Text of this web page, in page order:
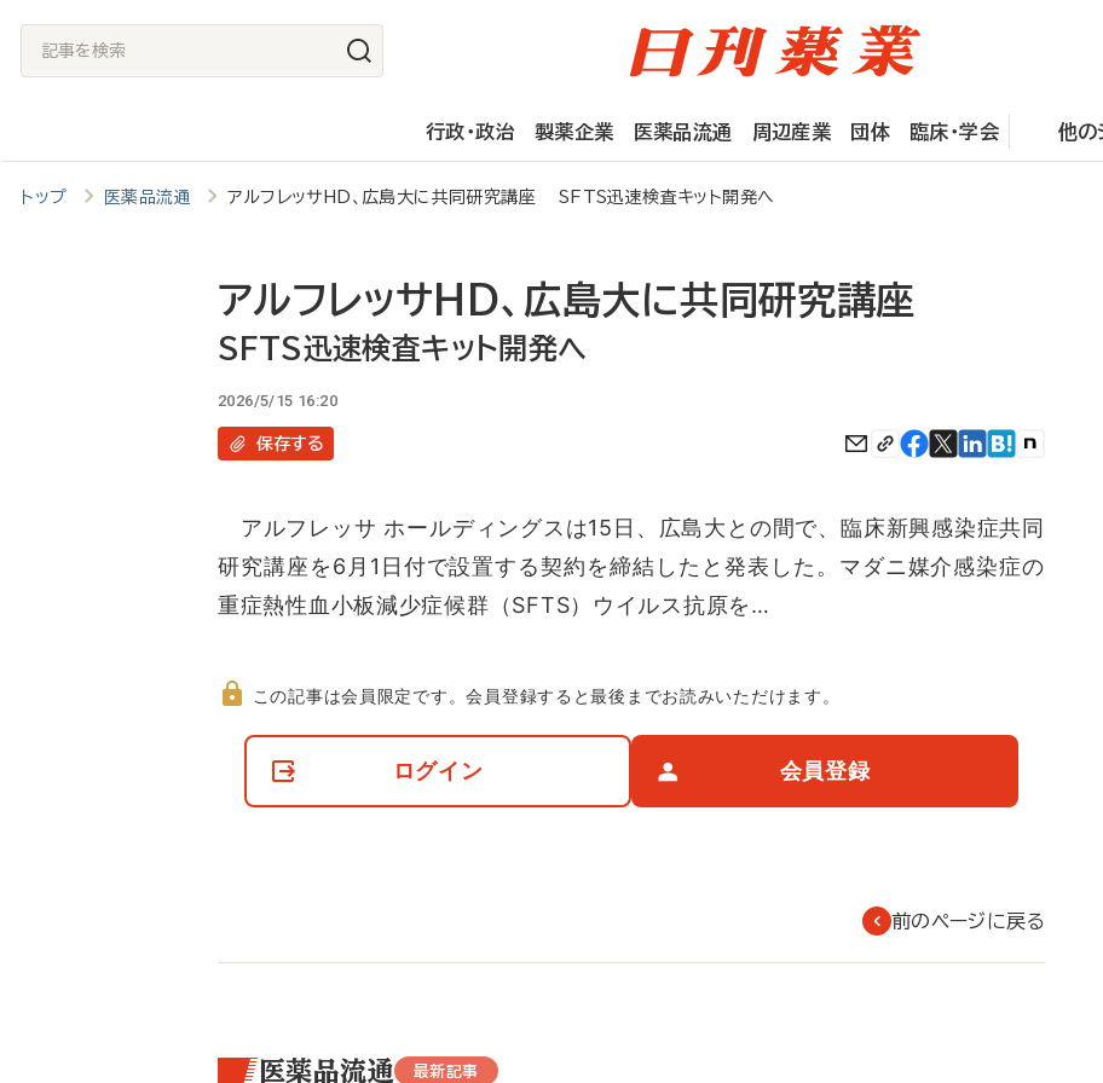
記
事
検
索
行政・政治 製薬企業 医薬品流通 周辺産業 団体 臨床・学会 他の
トップ 医薬品流通 アルフレッサHD、広島大に共同研究講座 SFTS迅速検査キット開発へ
アルフレッサHD、広島大に共同研究講座
SFTS迅速検査キット開発へ
2026/5/15 16:20
保存する
アルフレッサ ホールディングスは15日、広島大との間で、臨床新興感染症共同
研究講座を6月1日付で設置する契約を締結したと発表した。マダニ媒介感染症の
重症熱性血小板減少症候群（SFTS）ウイルス抗原を…
て
この記事は会員限定です。会員登録すると最後までお読みいただけます。
ログイン 会員登録
前のページに戻る
医薬品流通 最新記事